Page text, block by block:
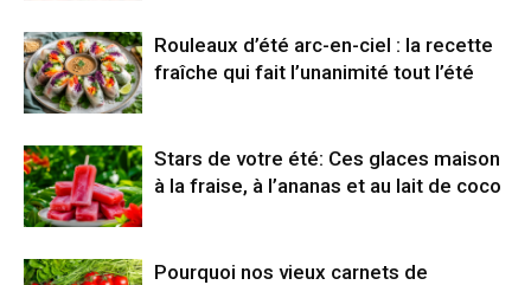
Rouleaux d’été arc-en-ciel : la recette
fraîche qui fait l’unanimité tout l’été
Stars de votre été: Ces glaces maison
à la fraise, à l’ananas et au lait de coco
Pourquoi nos vieux carnets de